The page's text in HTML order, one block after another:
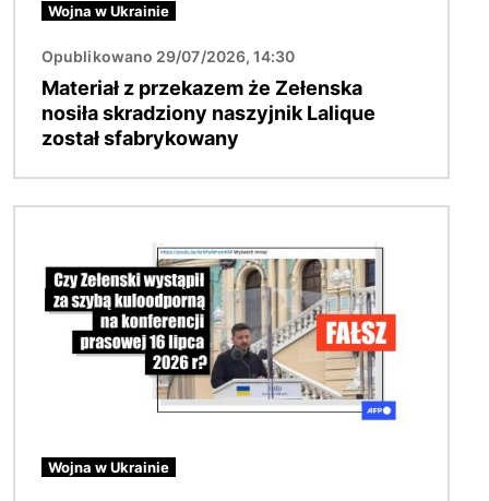
Wojna w Ukrainie
Opublikowano 29/07/2026, 14:30
Materiał z przekazem że Zełenska
nosiła skradziony naszyjnik Lalique
został sfabrykowany
Wojna w Ukrainie